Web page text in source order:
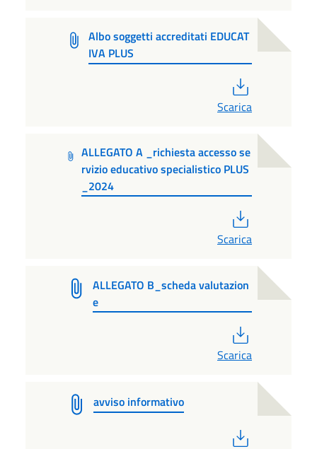
Albo soggetti accreditati EDUCAT
IVA PLUS
Scarica
ALLEGATO A _richiesta accesso se
rvizio educativo specialistico PLUS
_2024
Scarica
ALLEGATO B_scheda valutazion
e
Scarica
avviso informativo